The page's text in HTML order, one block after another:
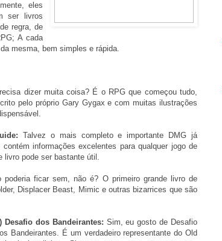
eles
ser livros
regra, de
A cada
mesma, bem simples e rápida.
dizer muita coisa? É o RPG que começou tudo,
pelo próprio Gary Gygax e com muitas ilustrações
Talvez o mais completo e importante DMG já
informações excelentes para qualquer jogo de
livro pode ser bastante útil.
poderia ficar sem, não é? O primeiro grande livro de
Displacer Beast, Mimic e outras bizarrices que são
Desafio dos Bandeirantes: Sim, eu gosto de Desafio
Bandeirantes. É um verdadeiro representante do Old